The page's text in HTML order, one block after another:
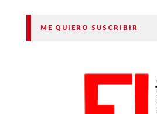
ME QUIERO SUSCRIBIR